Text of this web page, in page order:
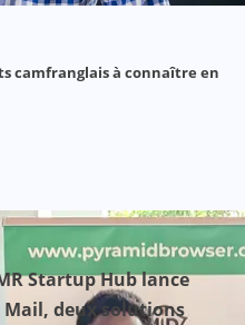
camfranglais à connaître en
Startup Hub lance
deux solutions